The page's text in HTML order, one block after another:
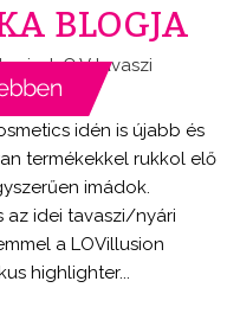
BLOGJA
idén is újabb és
termékekkel rukkol elő
imádok.
az idei tavaszi/nyári
a LOVillusion
highlighter...